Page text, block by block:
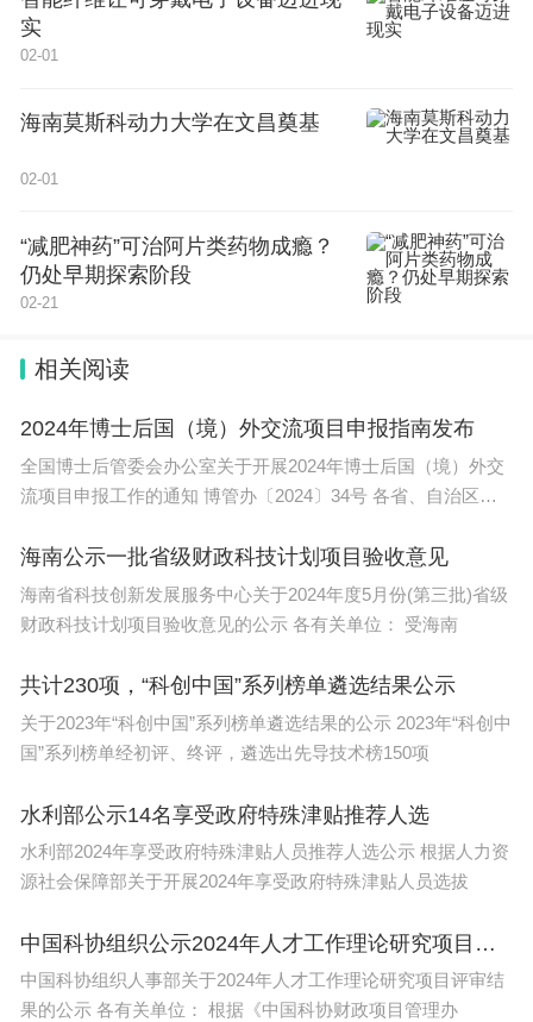
感席卷而来
，学生显得较弱无助，不停的翻书查找资
料。
白，但似乎显得比学生还有精神。导师的气势上已经
完全碾压学生，很多学生面对导师各种刁钻的问题，
导师还要沧桑，直接上演了一场“催人老”现场，真的
是堪称激烈，不得不说 姜还是老的辣。
看到这样的场景很多网友也是感同身受，回想起自己
当初答辩被导师训了一个多小时。估计当时在场的学
生都已经自戴痛哭面具了，只能通过捂脸和扶额来缓
解这个尴尬的氛围。
想必很多学生内心也是非常害怕，并表示：我只是想
毕业而已，仅此而已，求求各位大佬放过。但其实导
师也是很不容易的，但好在只是答辩前的彩排。
实
02-01
海南莫斯科动力大学在文昌奠基
02-01
“减肥神药”可治阿片类药物成瘾？
仍处早期探索阶段
02-21
相关阅读
2024年博士后国（境）外交流项目申报指南发布
全国博士后管委会办公室关于开展2024年博士后国（境）外交
流项目申报工作的通知 博管办〔2024〕34号 各省、自治区、
海南公示一批省级财政科技计划项目验收意见
海南省科技创新发展服务中心关于2024年度5月份(第三批)省级
财政科技计划项目验收意见的公示 各有关单位： 受海南
共计230项，“科创中国”系列榜单遴选结果公示
关于2023年“科创中国”系列榜单遴选结果的公示 2023年“科创中
国”系列榜单经初评、终评，遴选出先导技术榜150项
水利部公示14名享受政府特殊津贴推荐人选
水利部2024年享受政府特殊津贴人员推荐人选公示 根据人力资
源社会保障部关于开展2024年享受政府特殊津贴人员选拔
中国科协组织公示2024年人才工作理论研究项目评审结果
中国科协组织人事部关于2024年人才工作理论研究项目评审结
果的公示 各有关单位： 根据《中国科协财政项目管理办